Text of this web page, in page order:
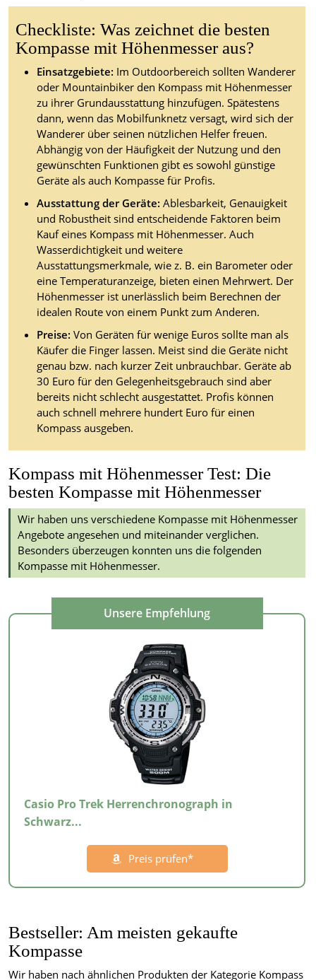
Checkliste: Was zeichnet die besten
Kompasse mit Höhenmesser aus?
Einsatzgebiete: Im Outdoorbereich sollten Wanderer
oder Mountainbiker den Kompass mit Höhenmesser
zu ihrer Grundausstattung hinzufügen. Spätestens
dann, wenn das Mobilfunknetz versagt, wird sich der
Wanderer über seinen nützlichen Helfer freuen.
Abhängig von der Häufigkeit der Nutzung und den
gewünschten Funktionen gibt es sowohl günstige
Geräte als auch Kompasse für Profis.
Ausstattung der Geräte: Ablesbarkeit, Genauigkeit
und Robustheit sind entscheidende Faktoren beim
Kauf eines Kompass mit Höhenmesser. Auch
Wasserdichtigkeit und weitere
Ausstattungsmerkmale, wie z. B. ein Barometer oder
eine Temperaturanzeige, bieten einen Mehrwert. Der
Höhenmesser ist unerlässlich beim Berechnen der
idealen Route von einem Punkt zum Anderen.
Preise: Von Geräten für wenige Euros sollte man als
Käufer die Finger lassen. Meist sind die Geräte nicht
genau bzw. nach kurzer Zeit unbrauchbar. Geräte ab
30 Euro für den Gelegenheitsgebrauch sind aber
bereits nicht schlecht ausgestattet. Profis können
auch schnell mehrere hundert Euro für einen
Kompass ausgeben.
Kompass mit Höhenmesser Test: Die
besten Kompasse mit Höhenmesser
Wir haben uns verschiedene Kompasse mit Höhenmesser
Angebote angesehen und miteinander verglichen.
Besonders überzeugen konnten uns die folgenden
Kompasse mit Höhenmesser.
Casio Pro Trek Herrenchronograph in
Schwarz...
Preis prüfen*
Bestseller: Am meisten gekaufte
Kompasse
Wir haben nach ähnlichen Produkten der Kategorie Kompass